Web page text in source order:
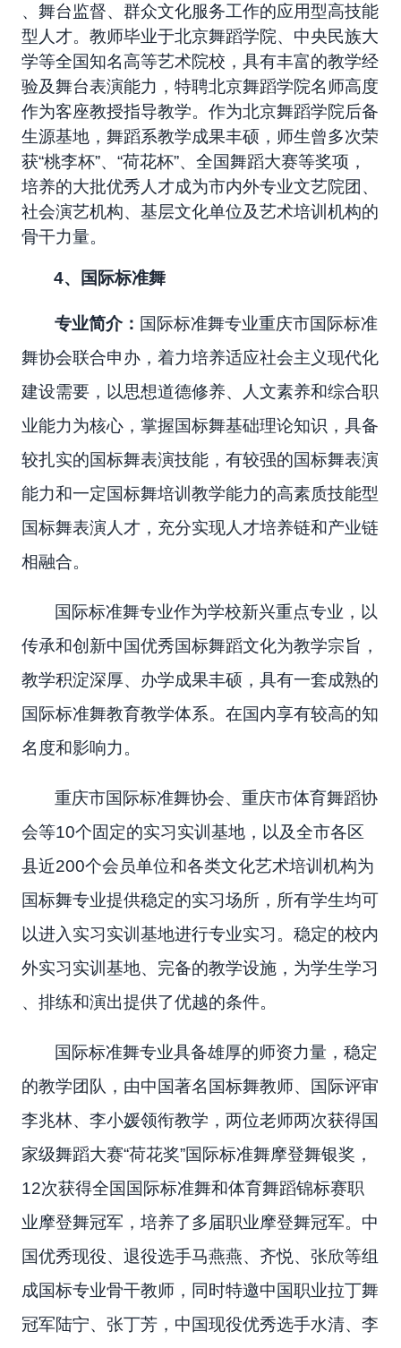
、舞台监督、群众文化服务工作的应用型高技能
型人才。教师毕业于北京舞蹈学院、中央民族大
学等全国知名高等艺术院校，具有丰富的教学经
验及舞台表演能力，特聘北京舞蹈学院名师高度
作为客座教授指导教学。作为北京舞蹈学院后备
生源基地，舞蹈系教学成果丰硕，师生曾多次荣
获“桃李杯”、“荷花杯”、全国舞蹈大赛等奖项，
培养的大批优秀人才成为市内外专业文艺院团、
社会演艺机构、基层文化单位及艺术培训机构的
骨干力量。
4、 国际标准舞
专业简介： 国际标准舞专业重庆市国际标准
舞协会联合申办，着力培养适应社会主义现代化
建设需要，以思想道德修养、人文素养和综合职
业能力为核心，掌握国标舞基础理论知识，具备
较扎实的国标舞表演技能，有较强的国标舞表演
能力和一定国标舞培训教学能力的高素质技能型
国标舞表演人才，充分实现人才培养链和产业链
相融合。
国际标准舞专业作为学校新兴重点专业，以
传承和创新中国优秀国标舞蹈文化为教学宗旨，
教学积淀深厚、办学成果丰硕，具有一套成熟的
国际标准舞教育教学体系。在国内享有较高的知
名度和影响力。
重庆市国际标准舞协会、重庆市体育舞蹈协
会等10个固定的实习实训基地，以及全市各区
县近200个会员单位和各类文化艺术培训机构为
国标舞专业提供稳定的实习场所，所有学生均可
以进入实习实训基地进行专业实习。稳定的校内
外实习实训基地、完备的教学设施，为学生学习
、排练和演出提供了优越的条件。
国际标准舞专业具备雄厚的师资力量，稳定
的教学团队，由中国著名国标舞教师、国际评审
李兆林、李小媛领衔教学，两位老师两次获得国
家级舞蹈大赛“荷花奖”国际标准舞摩登舞银奖，
12次获得全国国际标准舞和体育舞蹈锦标赛职
业摩登舞冠军，培养了多届职业摩登舞冠军。中
国优秀现役、退役选手马燕燕、齐悦、张欣等组
成国标专业骨干教师，同时特邀中国职业拉丁舞
冠军陆宁、张丁芳，中国现役优秀选手水清、李